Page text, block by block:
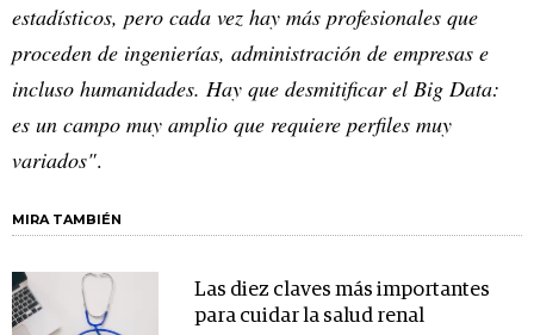
estadísticos, pero cada vez hay más profesionales que
proceden de ingenierías, administración de empresas e
incluso humanidades. Hay que desmitificar el Big Data:
es un campo muy amplio que requiere perfiles muy
variados".
MIRA TAMBIÉN
Las diez claves más importantes
para cuidar la salud renal